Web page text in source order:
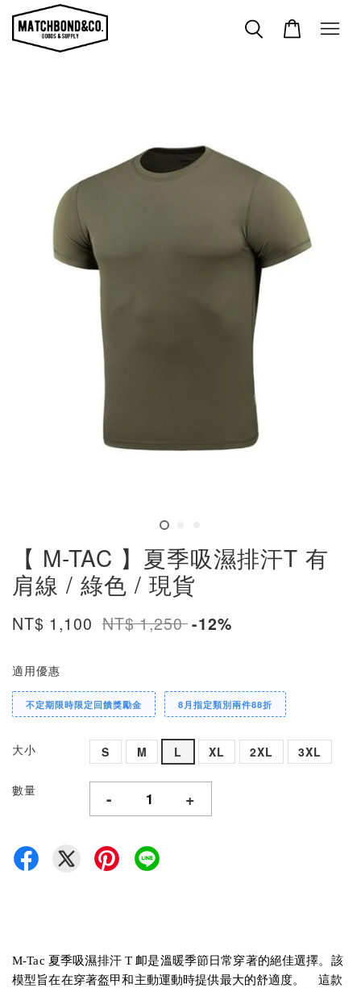
【 M-TAC 】夏季吸濕排汗T 有
肩線 / 綠色 / 現貨
NT$ 1,100 NT$ 1,250-12%
適用優惠
不定期限時限定回饋獎勵金 8月指定類別兩件88折
大小 S M L XL 2XL 3XL
數量 - +
M-Tac 夏季吸濕排汗 T 卹是溫暖季節日常穿著的絕佳選擇。該
模型旨在在穿著盔甲和主動運動時提供最大的舒適度。 這款